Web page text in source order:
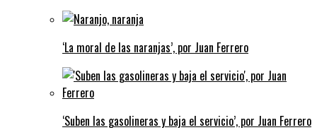
‘La moral de las naranjas’, por Juan Ferrero
‘Suben las gasolineras y baja el servicio’, por Juan Ferrero